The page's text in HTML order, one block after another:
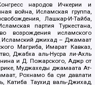
народов Ичкерии и
война, Исламская группа,
Лашкар-И-Тайба,
партия Туркестана,
возрождения исламского
Исламский джихад – Джамаат
Магриба, Имарат Кавказ,
Джабха аль-Нусра ли-Ахль
и Д. Пожарского, Аджр от
Муджахеды джамаата Ат-
Рохнамо ба суи давлати
Катиба Таухид валь-Джихад,